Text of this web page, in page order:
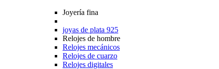
Joyería fina
joyas de plata 925
Relojes de hombre
Relojes mecánicos
Relojes de cuarzo
Relojes digitales